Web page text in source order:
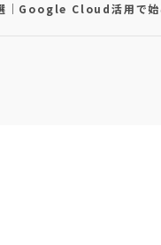
｜Google Cloud活用で始